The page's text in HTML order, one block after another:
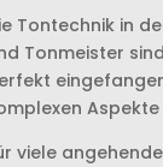
Tontechnik in
Tonmeister
viele